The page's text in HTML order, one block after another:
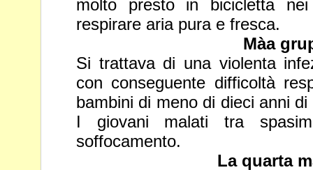
molto presto in bicicletta
respirare aria pura e fresca.
Màa
Si trattava di una violenta
con conseguente difficoltà
bambini di meno di dieci anni
I giovani malati tra
soffocamento.
La quarta